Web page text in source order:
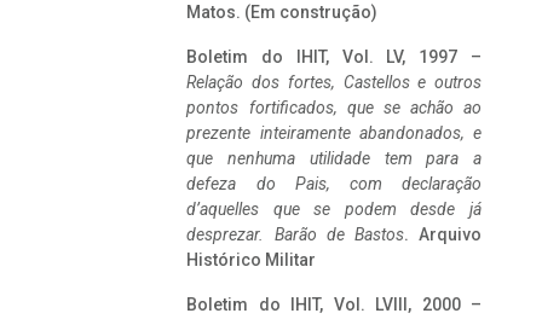
Matos. (Em construção)
Boletim do IHIT, Vol. LV, 1997 –
Relação dos fortes, Castellos e outros
pontos fortificados, que se achão ao
prezente inteiramente abandonados, e
que nenhuma utilidade tem para a
defeza do Pais, com declaração
d’aquelles que se podem desde já
desprezar. Barão de Bastos. Arquivo
Histórico Militar
Boletim do IHIT, Vol. LVIII, 2000 –